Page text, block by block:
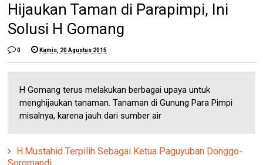
Hijaukan Taman di Parapimpi, Ini
Solusi H Gomang
0 Kamis, 20 Agustus 2015
H Gomang terus melakukan berbagai upaya untuk
menghijaukan tanaman. Tanaman di Gunung Para Pimpi
misalnya, karena jauh dari sumber air
H.Mustahid Terpilih Sebagai Ketua Paguyuban Donggo-